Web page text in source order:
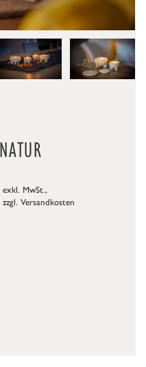
exkl. MwSt.,
zzgl. Versandkosten